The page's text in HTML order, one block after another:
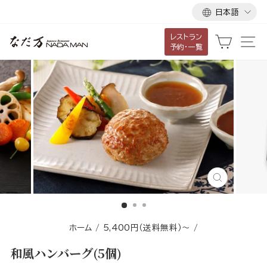
し
て
コ
ン
テ
ン
移
言
語
日本語
レストラン
予約・一覧
カート
閉
ホーム / 5,400円（送料無料）〜 /
和風ハンバーグ(5個)